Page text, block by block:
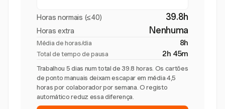
Horas normais (≤40) 39.8h
Horas extra Nenhuma
Média de horas/dia 8h
Total de tempo de pausa 2h 45m
Trabalhou 5 dias num total de 39.8 horas. Os cartões
de ponto manuais deixam escapar em média 4,5
horas por colaborador por semana. O registo
automático reduz essa diferença.